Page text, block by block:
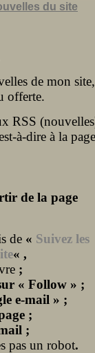
du site
de mon site,
offerte.
RSS
à-dire à la page
de la page
de « Suivez les
« ,
;
« Follow » ;
e-mail » ;
;
;
pas un robot.